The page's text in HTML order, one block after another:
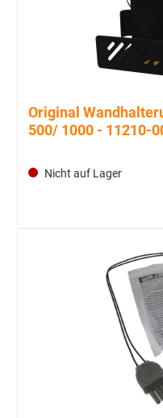
Original
500/ 1000 - 11210-
Nicht auf Lager